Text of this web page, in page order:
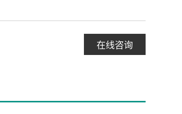
在线咨询